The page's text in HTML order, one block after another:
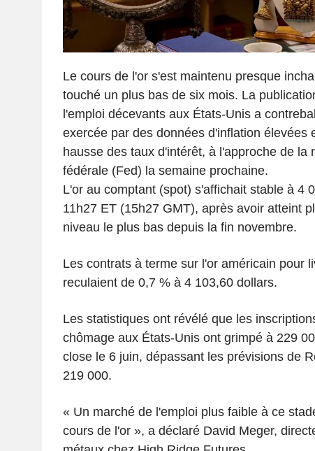
Le cours de l'or s'est maintenu presque
touché un plus bas de six mois. La
l'emploi décevants aux États-Unis a
exercée par des données d'inflation élevées
hausse des taux d'intérêt, à l'approche de la
fédérale (Fed) la semaine prochaine.
L'or au comptant (spot) s'affichait stable à 4
11h27 ET (15h27 GMT), après avoir atteint
niveau le plus bas depuis la fin novembre.
Les contrats à terme sur l'or américain pour
reculaient de 0,7 % à 4 103,60 dollars.
Les statistiques ont révélé que les
chômage aux États-Unis ont grimpé à 229
close le 6 juin, dépassant les prévisions de
219 000.
« Un marché de l'emploi plus faible à ce
cours de l'or », a déclaré David Meger,